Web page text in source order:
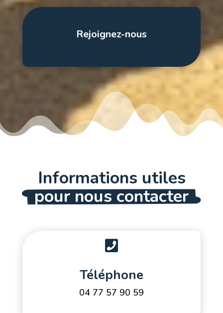
Rejoignez-nous
Informations utiles
pour nous contacter

Téléphone
04 77 57 90 59